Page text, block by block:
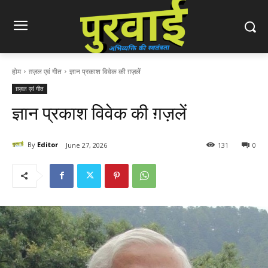
होम ग़ज़ल एवं गीत ज्ञान प्रकाश विवेक की ग़ज़लें
ग़ज़ल एवं गीत
ज्ञान प्रकाश विवेक की ग़ज़लें
By Editor June 27, 2026 0
131